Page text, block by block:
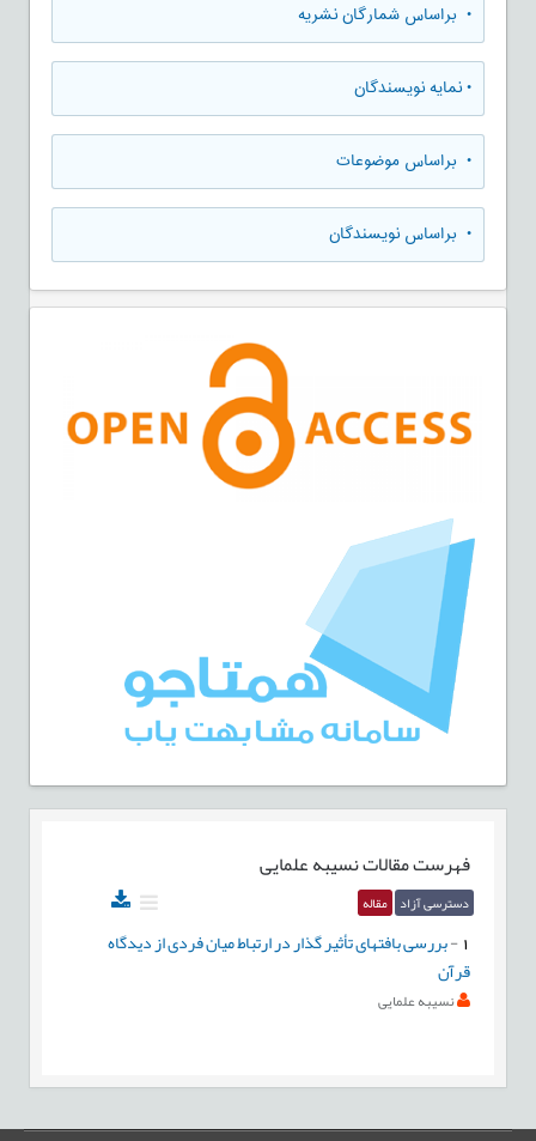
• براساس شمارگان نشریه
•نمایه نویسندگان
• براساس موضوعات
• براساس نویسندگان
فهرست مقالاتنسيبه علمایی
دسترسی آزاد مقاله
-بررسی بافتهای تأثیر گذار در ارتباط میان فردی از دیدگاه
قرآن
نسيبه علمایی